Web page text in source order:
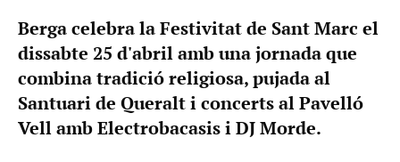
Berga celebra la Festivitat de Sant Marc el
dissabte 25 d'abril amb una jornada que
combina tradició religiosa, pujada al
Santuari de Queralt i concerts al Pavelló
Vell amb Electrobacasis i DJ Morde.